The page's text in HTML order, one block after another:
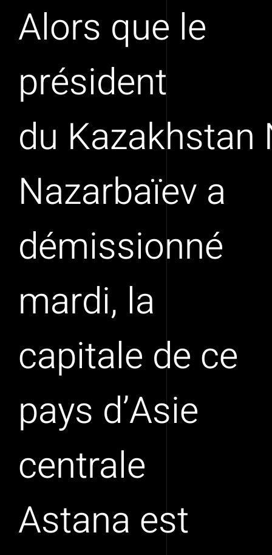
Alors que le
président
du
Nazarbaïev a
démissionné
mardi, la
capitale de ce
pays d’Asie
centrale
Astana est